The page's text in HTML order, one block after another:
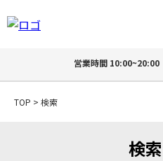
営業時間 10:00~20:00
TOP > 検索
検索